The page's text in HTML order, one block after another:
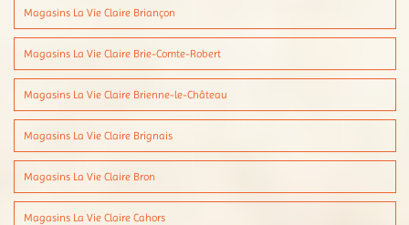
Magasins La Vie Claire Briançon
Magasins La Vie Claire Brie-Comte-Robert
Magasins La Vie Claire Brienne-le-Château
Magasins La Vie Claire Brignais
Magasins La Vie Claire Bron
Magasins La Vie Claire Cahors